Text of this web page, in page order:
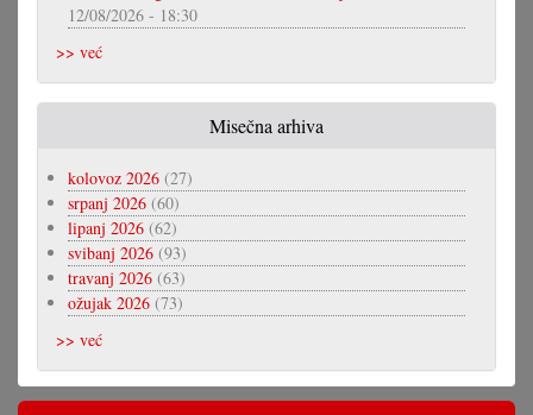
12/08/2026 - 18:30
>> već
Misečna arhiva
kolovoz 2026 (27)
srpanj 2026 (60)
lipanj 2026 (62)
svibanj 2026 (93)
travanj 2026 (63)
ožujak 2026 (73)
>> već